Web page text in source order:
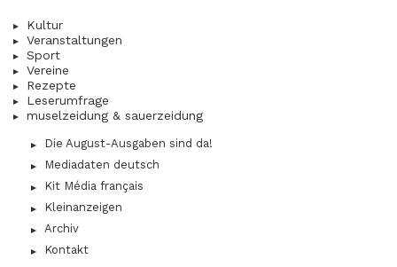
Kultur
Veranstaltungen
Sport
Vereine
Rezepte
Leserumfrage
muselzeidung & sauerzeidung
Die August-Ausgaben sind da!
Mediadaten deutsch
Kit Média français
Kleinanzeigen
Archiv
Kontakt